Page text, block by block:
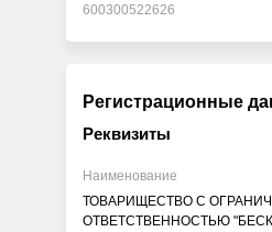
600300522626
Регистрационные
Реквизиты
Наименование
ТОВАРИЩЕСТВО С
ОТВЕТСТВЕННОСТЬЮ